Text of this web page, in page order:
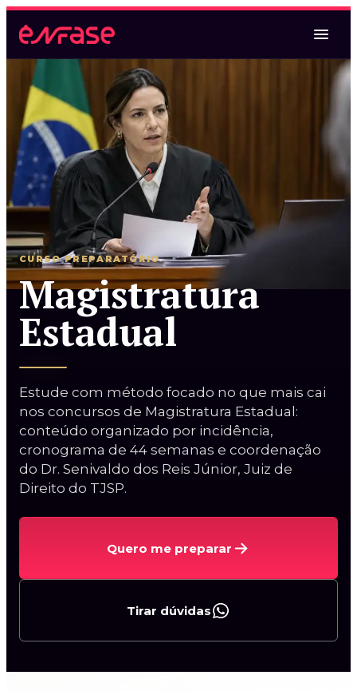
Magistratura Federal
Magistratura Federal e MPF
Magistratura Federal e Estadual
Magistratura Estadual
Magistratura Estadual e MPE
Magistratura Federal e Estadual
Curso Procuradorias
Curso AGU + BACEN
2ª Fase PGE/AL
CURSO PREPARATÓRIO
Magistratura
Estadual
Estude com método focado no que mais cai
nos concursos de Magistratura Estadual:
conteúdo organizado por incidência,
cronograma de 44 semanas e coordenação
do Dr. Senivaldo dos Reis Júnior, Juiz de
Direito do TJSP.
Quero me preparar
Tirar dúvidas